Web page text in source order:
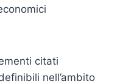
citati
nell’ambito